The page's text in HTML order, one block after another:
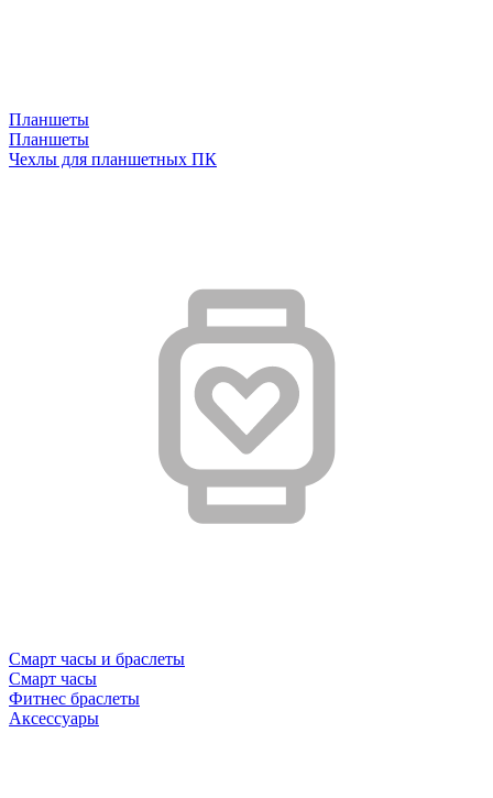
Планшеты
Планшеты
Чехлы для планшетных ПК
Смарт часы и браслеты
Смарт часы
Фитнес браслеты
Аксессуары